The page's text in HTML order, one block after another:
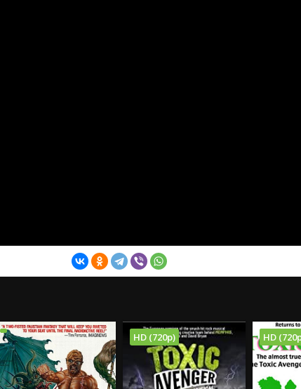
HD (720p) HD